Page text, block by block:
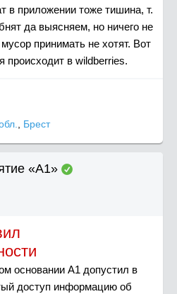
в приложении тоже тишина, т.
да выясняем, но ничего не
принимать не хотят. Вот
происходит в wildberries.
Брест
«А1»
основании А1 допустил в
доступ информацию об